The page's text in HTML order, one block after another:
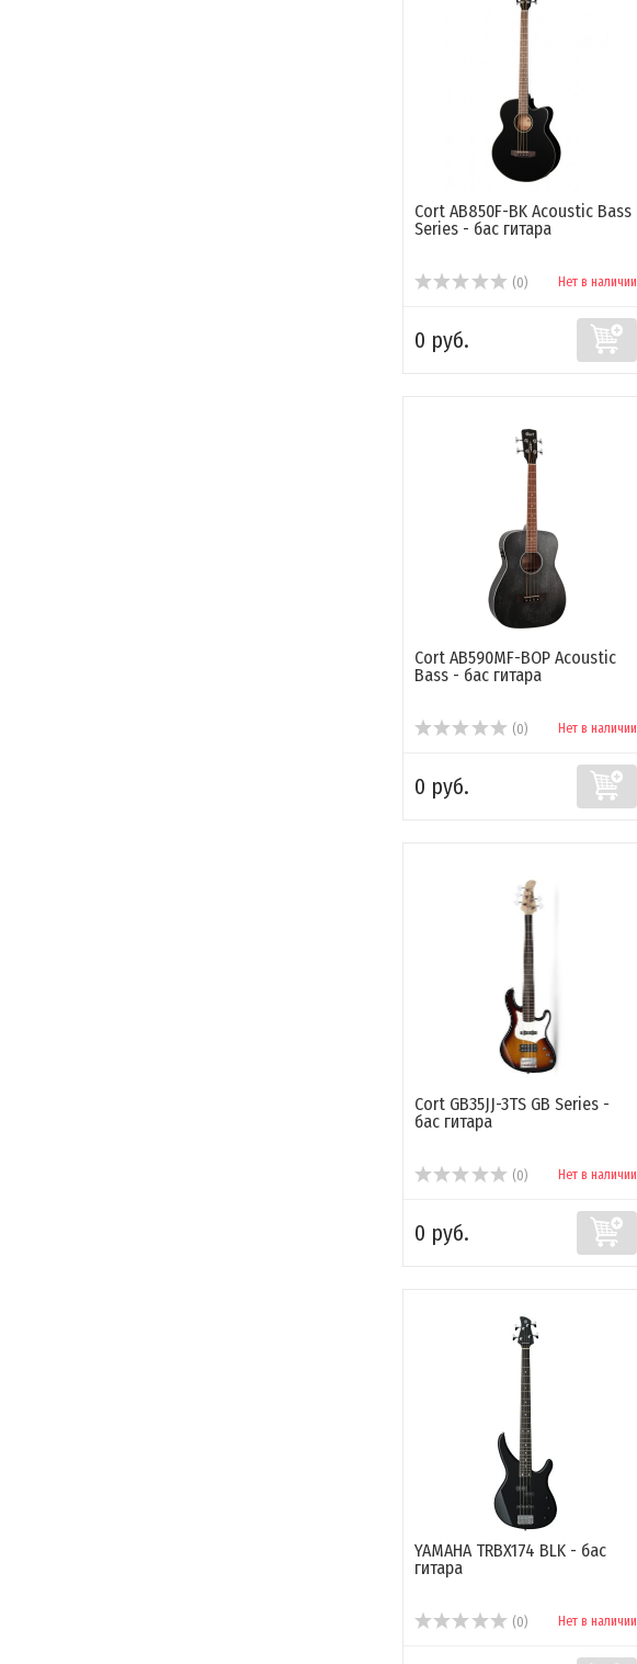
Cort AB850F-BK Acoustic Bass
Series - бас гитара
(0) Нет в наличии
0 руб.
Cort AB590MF-BOP Acoustic
Bass - бас гитара
(0) Нет в наличии
0 руб.
Cort GB35JJ-3TS GB Series -
бас гитара
(0) Нет в наличии
0 руб.
YAMAHA TRBX174 BLK - бас
гитара
(0) Нет в наличии